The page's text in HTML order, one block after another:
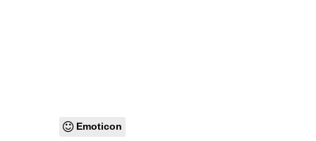
Emoticon